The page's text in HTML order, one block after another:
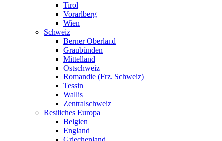
Tirol
Vorarlberg
Wien
Schweiz
Berner Oberland
Graubünden
Mittelland
Ostschweiz
Romandie (Frz. Schweiz)
Tessin
Wallis
Zentralschweiz
Restliches Europa
Belgien
England
Griechenland